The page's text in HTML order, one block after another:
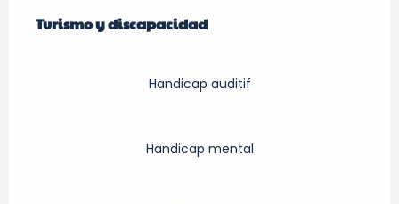
Turismo y discapacidad
Turismo y discapacidad
Handicap auditif
Handicap mental